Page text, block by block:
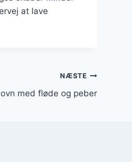
at lave
NÆSTE
med fløde og peber